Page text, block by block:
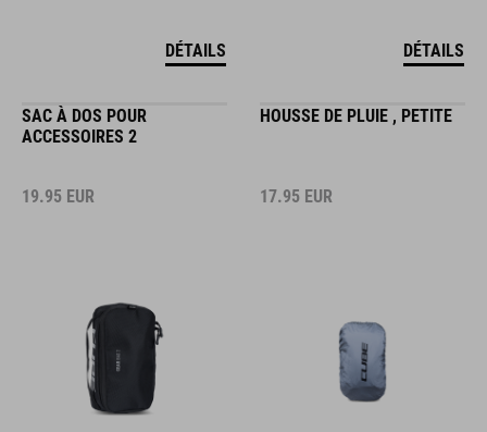
DÉTAILS DÉTAILS
SAC À DOS POUR
ACCESSOIRES 2
19.95 EUR
HOUSSE DE PLUIE , PETITE
17.95 EUR